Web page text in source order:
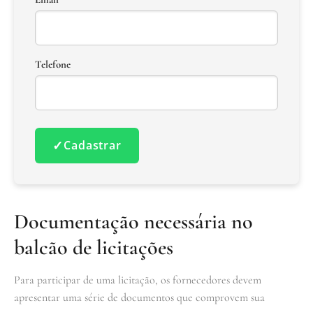
Telefone
✓Cadastrar
Documentação necessária no
balcão de licitações
Para participar de uma licitação, os fornecedores devem
apresentar uma série de documentos que comprovem sua